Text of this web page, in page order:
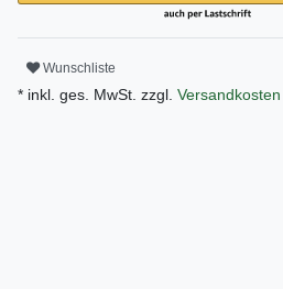
Wunschliste
* inkl. ges. MwSt. zzgl. Versandkosten